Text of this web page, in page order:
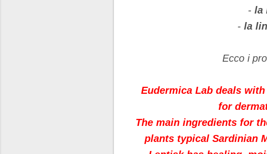
- la
- la
Ecco i
Eudermica Lab deals
for
The main ingredients for
plants typical Sardinian